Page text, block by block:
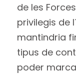
de les
privilegis de
mantindria
tipus de
poder